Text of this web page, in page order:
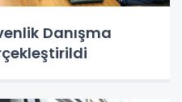
Danışma